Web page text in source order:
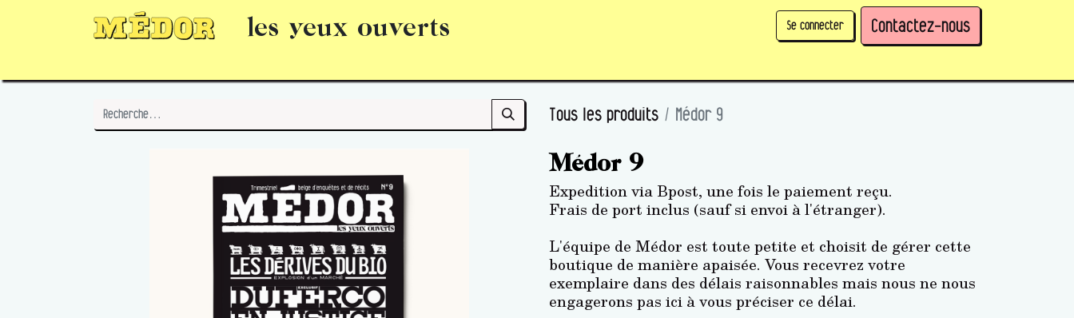
les yeux ouverts Se connecter
Contactez-nous
Tous les produits Médor 9
Médor 9
Expedition via Bpost, une fois le paiement reçu.
Frais de port inclus (sauf si envoi à l'étranger).
L'équipe de Médor est toute petite et choisit de gérer cette
boutique de manière apaisée. Vous recevrez votre
exemplaire dans des délais raisonnables mais nous ne nous
engagerons pas ici à vous préciser ce délai.